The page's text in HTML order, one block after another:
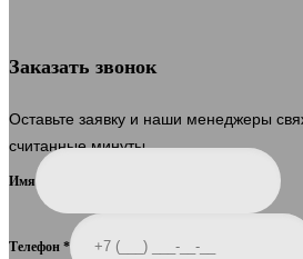
Заказать звонок
Оставьте заявку и наши менеджеры
считанные минуты.
Имя
Телефон *